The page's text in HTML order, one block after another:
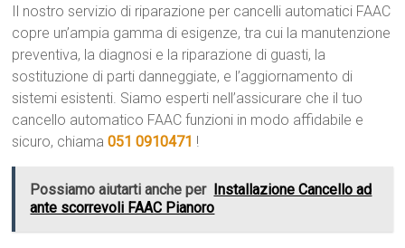
Il nostro servizio di riparazione per cancelli automatici FAAC
copre un’ampia gamma di esigenze, tra cui la manutenzione
preventiva, la diagnosi e la riparazione di guasti, la
sostituzione di parti danneggiate, e l’aggiornamento di
sistemi esistenti. Siamo esperti nell’assicurare che il tuo
cancello automatico FAAC funzioni in modo affidabile e
sicuro, chiama051 0910471 !
Possiamo aiutarti anche per Installazione Cancello ad
ante scorrevoli FAAC Pianoro